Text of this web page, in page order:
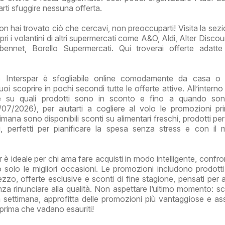
sfuggire nessuna offerta.
hai trovato ciò che cercavi, non preoccuparti! Visita la
i volantini di altri supermercati come A&O, Aldi, Alter
Borello Supermercati. Qui troverai offerte
Interspar è sfogliabile online comodamente da casa
scoprire in pochi secondi tutte le offerte attive.
su quali prodotti sono in sconto e fino a quando
2026), per aiutarti a cogliere al volo le promozioni
sono disponibili sconti su alimentari freschi, prodotti
perfetti per pianificare la spesa senza stress e con il
è ideale per chi ama fare acquisti in modo intelligente,
solo le migliori occasioni. Le promozioni includono
offerte esclusive e sconti di fine stagione, pensati per
rinunciare alla qualità. Non aspettare l’ultimo momento:
approfitta delle promozioni più vantaggiose e
che vadano esauriti!